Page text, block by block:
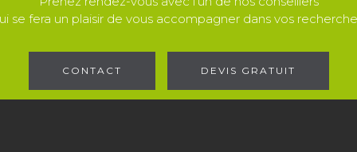
se fera un plaisir de vous accompagner dans vos
CONTACT DEVIS GRATUIT